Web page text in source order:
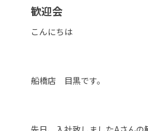
歓迎会
こんにちは
船橋店 目黒です。